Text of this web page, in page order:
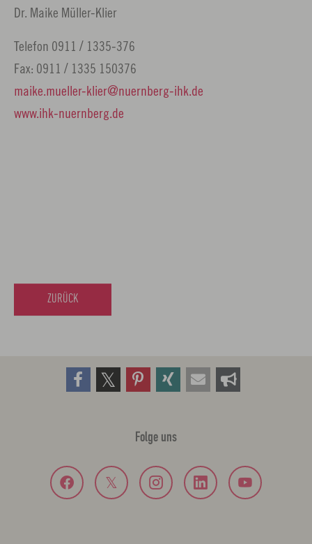
Dr. Maike Müller-Klier
Telefon 0911 / 1335-376
Fax: 0911 / 1335 150376
maike.mueller-klier
nuernberg-ihk.de
www.ihk-nuernberg.de
ZURÜCK
Folge uns